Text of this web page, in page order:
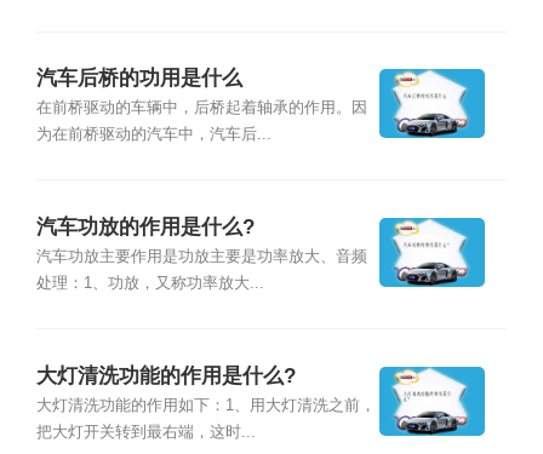
汽车后桥的功用是什么
在前桥驱动的车辆中，后桥起着轴承的作用。因
为在前桥驱动的汽车中，汽车后...
汽车功放的作用是什么?
汽车功放主要作用是功放主要是功率放大、音频
处理：1、功放，又称功率放大...
大灯清洗功能的作用是什么?
大灯清洗功能的作用如下：1、用大灯清洗之前，
把大灯开关转到最右端，这时...